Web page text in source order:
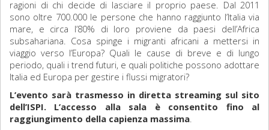
ragioni di chi decide di lasciare il proprio paese. Dal 2011
sono oltre 700.000 le persone che hanno raggiunto l’Italia via
mare, e circa l’80% di loro proviene da paesi dell’Africa
subsahariana. Cosa spinge i migranti africani a mettersi in
viaggio verso l’Europa? Quali le cause di breve e di lungo
periodo, quali i trend futuri, e quali politiche possono adottare
Italia ed Europa per gestire i flussi migratori?
L’evento sarà trasmesso in diretta streaming sul sito
dell’ISPI. L’accesso alla sala è consentito fino al
raggiungimento della capienza massima.